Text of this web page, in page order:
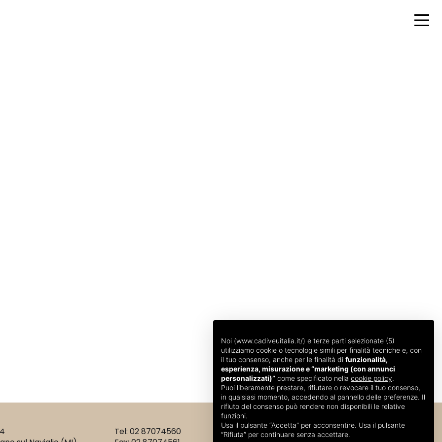
Tel: 02 87074560
Noi (www.cadiveuitalia.it/) e terze parti selezionate (5)
utilizziamo cookie o tecnologie simili per finalità tecniche e, con
il tuo consenso, anche per le finalità di funzionalità,
esperienza, misurazione e “marketing (con annunci
personalizzati)” come specificato nella cookie policy.
Puoi liberamente prestare, rifiutare o revocare il tuo consenso,
in qualsiasi momento, accedendo al pannello delle preferenze. Il
rifiuto del consenso può rendere non disponibili le relative
funzioni.
Usa il pulsante “Accetta” per acconsentire. Usa il pulsante
“Rifiuta” per continuare senza accettare.